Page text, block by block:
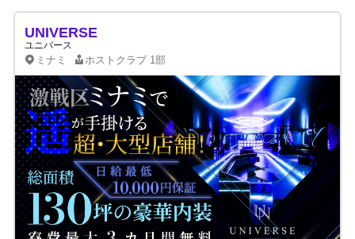
UNIVERSE
ユニバース
ミナミ ホストクラブ 1部